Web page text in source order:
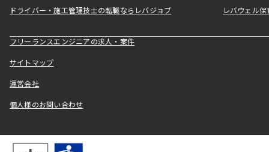
ドライバー・施工管理技士の転職ならレバジョブ レバウェル
フリーランスエンジニアの求人・案件
サイトマップ
運営会社
個人様のお問い合わせ